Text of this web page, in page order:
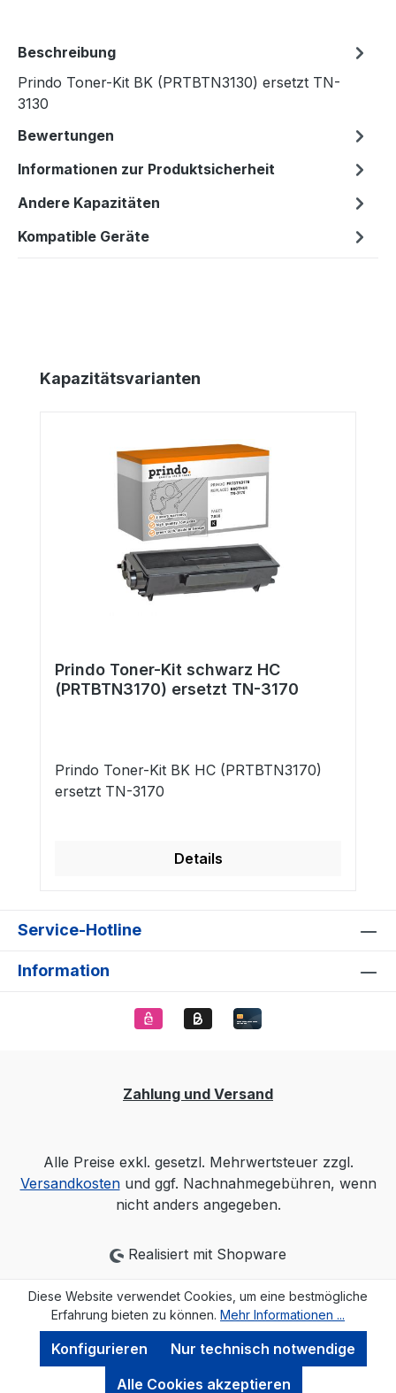
Beschreibung
Prindo Toner-Kit BK (PRTBTN3130) ersetzt TN-
3130
Bewertungen
Informationen zur Produktsicherheit
Andere Kapazitäten
Kompatible Geräte
Produktgalerie überspringen
Kapazitätsvarianten
Prindo Toner-Kit schwarz HC
(PRTBTN3170) ersetzt TN-3170
Prindo Toner-Kit BK HC (PRTBTN3170)
ersetzt TN-3170
Details
Service-Hotline
Information
Zahlung und Versand
Alle Preise exkl. gesetzl. Mehrwertsteuer zzgl.
Versandkostenund ggf. Nachnahmegebühren, wenn
nicht anders angegeben.
Realisiert mit Shopware
Diese Website verwendet Cookies, um eine bestmögliche
Erfahrung bieten zu können. Mehr Informationen ...
Nur technisch notwendige
Konfigurieren
Alle Cookies akzeptieren